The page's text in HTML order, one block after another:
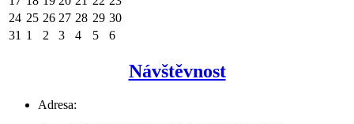
24 25 26 27 28 29 30
31 1 2 3 4 5 6
Návštěvnost
Adresa: